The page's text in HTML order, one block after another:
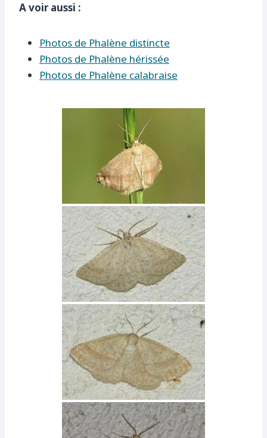
A voir aussi :
Photos de Phalène distincte
Photos de Phalène hérissée
Photos de Phalène calabraise